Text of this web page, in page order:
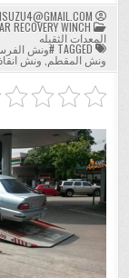
POSTED
IN
RECOVERY WINCH
المعدات الثقيله
#ونش
ونش المقطم,ونش